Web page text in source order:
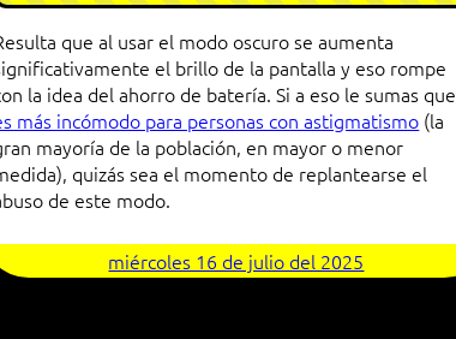
que al usar el modo oscuro se aumenta
el brillo de la pantalla y eso rompe
la idea del ahorro de batería. Si a eso le sumas que
más incómodo para personas con astigmatismo (la
mayoría de la población, en mayor o menor
quizás sea el momento de replantearse el
de este modo.
miércoles 16 de julio del 2025